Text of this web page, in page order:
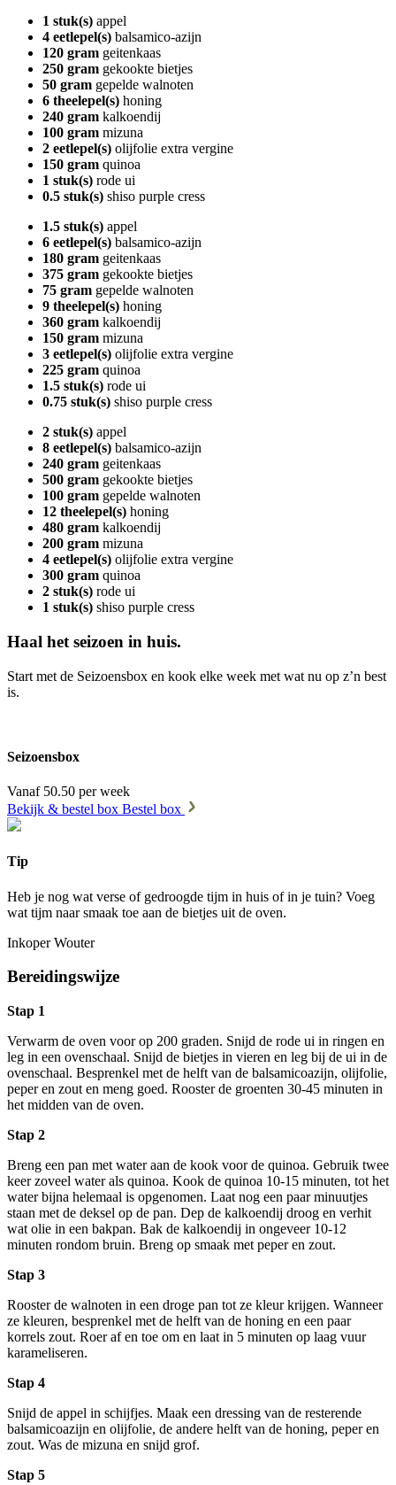
1 stuk(s) appel
4 eetlepel(s) balsamico-azijn
120 gram geitenkaas
250 gram gekookte bietjes
50 gram gepelde walnoten
6 theelepel(s) honing
240 gram kalkoendij
100 gram mizuna
2 eetlepel(s) olijfolie extra vergine
150 gram quinoa
1 stuk(s) rode ui
0.5 stuk(s) shiso purple cress
1.5 stuk(s) appel
6 eetlepel(s) balsamico-azijn
180 gram geitenkaas
375 gram gekookte bietjes
75 gram gepelde walnoten
9 theelepel(s) honing
360 gram kalkoendij
150 gram mizuna
3 eetlepel(s) olijfolie extra vergine
225 gram quinoa
1.5 stuk(s) rode ui
0.75 stuk(s) shiso purple cress
2 stuk(s) appel
8 eetlepel(s) balsamico-azijn
240 gram geitenkaas
500 gram gekookte bietjes
100 gram gepelde walnoten
12 theelepel(s) honing
480 gram kalkoendij
200 gram mizuna
4 eetlepel(s) olijfolie extra vergine
300 gram quinoa
2 stuk(s) rode ui
1 stuk(s) shiso purple cress
Haal het seizoen in huis.
Start met de Seizoensbox en kook elke week met wat nu op z’n best
is.
Seizoensbox
Vanaf 50.50 per week
Bekijk & bestel box Bestel box
Tip
Heb je nog wat verse of gedroogde tijm in huis of in je tuin? Voeg
wat tijm naar smaak toe aan de bietjes uit de oven.
Inkoper Wouter
Bereidingswijze
Stap 1
Verwarm de oven voor op 200 graden. Snijd de rode ui in ringen en
leg in een ovenschaal. Snijd de bietjes in vieren en leg bij de ui in de
ovenschaal. Besprenkel met de helft van de balsamicoazijn, olijfolie,
peper en zout en meng goed. Rooster de groenten 30-45 minuten in
het midden van de oven.
Stap 2
Breng een pan met water aan de kook voor de quinoa. Gebruik twee
keer zoveel water als quinoa. Kook de quinoa 10-15 minuten, tot het
water bijna helemaal is opgenomen. Laat nog een paar minuutjes
staan met de deksel op de pan. Dep de kalkoendij droog en verhit
wat olie in een bakpan. Bak de kalkoendij in ongeveer 10-12
minuten rondom bruin. Breng op smaak met peper en zout.
Stap 3
Rooster de walnoten in een droge pan tot ze kleur krijgen. Wanneer
ze kleuren, besprenkel met de helft van de honing en een paar
korrels zout. Roer af en toe om en laat in 5 minuten op laag vuur
karameliseren.
Stap 4
Snijd de appel in schijfjes. Maak een dressing van de resterende
balsamicoazijn en olijfolie, de andere helft van de honing, peper en
zout. Was de mizuna en snijd grof.
Stap 5